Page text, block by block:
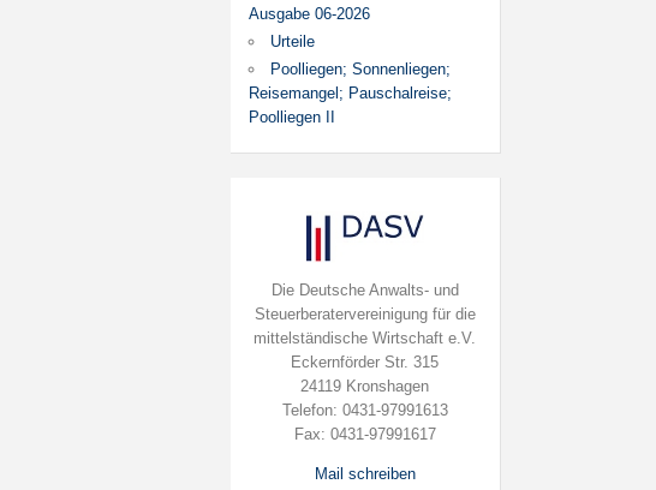
Ausgabe 06-2026
Urteile
Poolliegen; Sonnenliegen;
Reisemangel; Pauschalreise;
Poolliegen II
Die Deutsche Anwalts- und
Steuerberatervereinigung für die
mittelständische Wirtschaft e.V.
Eckernförder Str. 315
24119 Kronshagen
Telefon: 0431-97991613
Fax: 0431-97991617
Mail schreiben